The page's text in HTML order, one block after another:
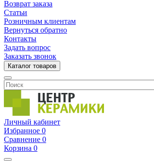
Возврат заказа
Статьи
Розничным клиентам
Вернуться обратно
Контакты
Задать вопрос
Заказать звонок
Каталог товаров
Личный кабинет
Избранное 0
Сравнение 0
Корзина 0